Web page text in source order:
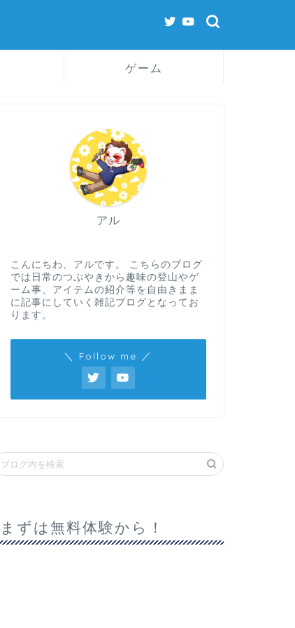
ゲーム
アル
こんにちわ、アルです。 こちらのブログ
では日常のつぶやきから趣味の登山やゲ
ーム事、アイテムの紹介等を自由きまま
に記事にしていく雑記ブログとなってお
ります。
＼ Follow me ／
まずは無料体験から！